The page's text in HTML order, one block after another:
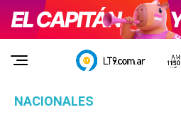
NACIONALES